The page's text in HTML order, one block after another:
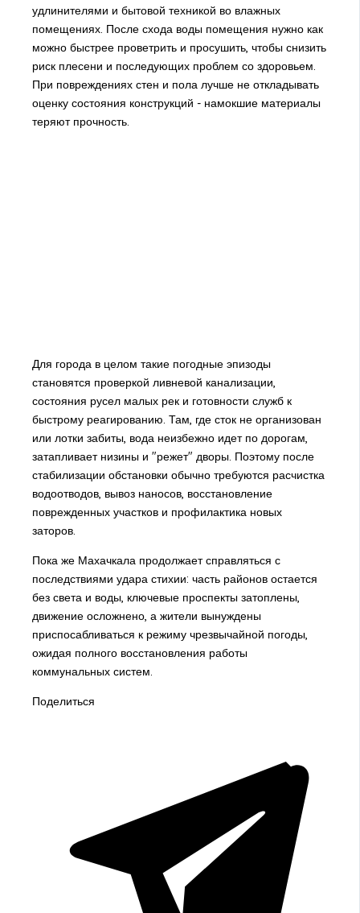
удлинителями и бытовой техникой во влажных
помещениях. После схода воды помещения нужно как
можно быстрее проветрить и просушить, чтобы снизить
риск плесени и последующих проблем со здоровьем.
При повреждениях стен и пола лучше не откладывать
оценку состояния конструкций - намокшие материалы
теряют прочность.
Для города в целом такие погодные эпизоды
становятся проверкой ливневой канализации,
состояния русел малых рек и готовности служб к
быстрому реагированию. Там, где сток не организован
или лотки забиты, вода неизбежно идет по дорогам,
затапливает низины и "режет" дворы. Поэтому после
стабилизации обстановки обычно требуются расчистка
водоотводов, вывоз наносов, восстановление
поврежденных участков и профилактика новых
заторов.
Пока же Махачкала продолжает справляться с
последствиями удара стихии: часть районов остается
без света и воды, ключевые проспекты затоплены,
движение осложнено, а жители вынуждены
приспосабливаться к режиму чрезвычайной погоды,
ожидая полного восстановления работы
коммунальных систем.
Поделиться